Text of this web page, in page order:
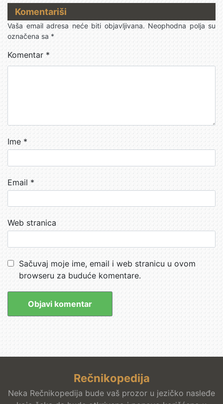
Komentariši
Vaša email adresa neće biti objavljivana. Neophodna polja su
označena sa*
Komentar *
Ime*
Email*
Web stranica
Sačuvaj moje ime, email i web stranicu u ovom
browseru za buduće komentare.
Rečnikopedija
Neka Rečnikopedija bude vaš prozor u jezičko nasleđe